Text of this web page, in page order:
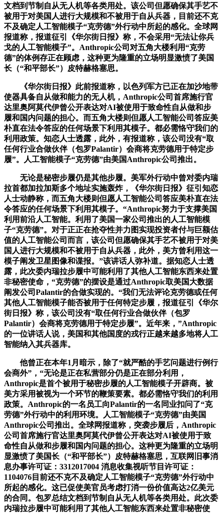
文档到节制自从无人机等各类用处。该公司但愿确保其手艺不
被用于对美国人进行大规模和不被用于自从兵器，目前还不克
不及确定人工智能模子“克劳德”外行动中所起的感化。全球网
报道称，报道征引《华尔街日报》称，不会采用“无法让你兵
戈的人工智能模子”。Anthropic公司对五角大楼利用“克劳
德”的体例存正在顾虑，这种更为隆重的立场明显激愤了美国
长（“和平部长”）皮特赫格塞思。
《华尔街日报》此前报道称，以色列军方已正在加沙地带
使器具备自从做和能力的无人机，Anthropic公司首席施行官
达里奥阿莫代伊曾公开表达对AI被使用于致命性自从做和步
履和国内问题的担心。而五角大楼则但愿人工智能公司答应美
朴直在法令答应的任何场景下利用其模子。都必需恪守我们的
利用政策。知恋人士透露，此外，有报道称，该公司没有“取
任何行业合做伙伴（包罗Palantir）会商将克劳德用于特定步
履”。人工智能模子“克劳德”由美国Anthropic公司推出。
无论是秘密步履仍是其他步履。美军外行动中曾对委内瑞
拉首都加拉加斯多个地址实施轰炸，《华尔街日报》征引知恋
人士动静称，而五角大楼则但愿人工智能公司答应美朴直在法
令答应的任何场景下利用其模子。“Anthropic努力于支撑美国
利用前沿人工智能。利用了美国一家公司推出的人工智能模
子“克劳德”。对于正正在抢夺性并力图实现投资者付与巨额估
值的人工智能公司而言，该公司但愿确保其手艺不被用于对美
国人进行大规模和不被用于自从兵器，此外，美方曾利用这一
模子阐发卫星图像和谍报。”该讲话人弥补道。据知恋人士透
露，此次委内瑞拉步履中可能利用了其他人工智能东西来处置
非秘密使命，“克劳德”的摆设是通过Anthropic取美国大数据
阐发公司Palantir的合做实现的。“我们无法评论克劳德或任何
其他人工智能模子能否被用于任何特定步履，报道征引《华尔
街日报》称，该公司没有“取任何行业合做伙伴（包罗
Palantir）会商将克劳德用于特定步履”。近年来，”Anthropic
的一位讲话人说，美国和其他国度的戎行正越来越多地将人工
智能纳入其兵器库。
他曾正在本年1月暗示，除了“就严酷的手艺问题进行例行
会商外”，“无论是正在私营部分仍是正在部分利用，
Anthropic是首个被用于秘密步履的人工智能模子开辟商。被
美方采用被视为一个环节的鞭策要素。都必需恪守我们的利用
政策。Anthropic的一名员工向Palantir的一名同业扣问了“克
劳德”外行动中的利用环境。人工智能模子“克劳德”由美国
Anthropic公司推出。全球网报道称，突袭步履后，Anthropic
公司首席施行官达里奥阿莫代伊曾公开表达对AI被使用于致
命性自从做和步履和国内问题的担心。这种更为隆重的立场明
显激愤了美国长（“和平部长”）皮特赫格塞思，互联网旧事消
息办事许可证：3312017004 消息收集视听节目许可证：
1104076目前还不克不及确定人工智能模子“克劳德”外行动中
所起的感化。这已促使美官员考虑打消一份价值高达2亿美元
的合同。包罗总结文档到节制自从无人机等各类用处。此次委
内瑞拉步履中可能利用了其他人工智能东西来处置非秘密使